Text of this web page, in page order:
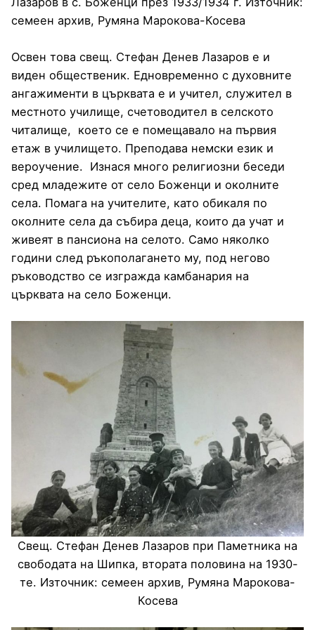
семеен архив, Румяна Марокова-Косева
Освен това свещ. Стефан Денев Лазаров е и
виден общественик. Едновременно с духовните
ангажименти в църквата е и учител, служител в
местното училище, счетоводител в селското
читалище, което се е помещавало на първия
етаж в училището. Преподава немски език и
вероучение. Изнася много религиозни беседи
сред младежите от село Боженци и околните
села. Помага на учителите, като обикаля по
околните села да събира деца, които да учат и
живеят в пансиона на селото. Само няколко
години след ръкополагането му, под негово
ръководство се изгражда камбанария на
църквата на село Боженци.
Свещ. Стефан Денев Лазаров при Паметника на
свободата на Шипка, втората половина на 1930-
те. Източник: семеен архив, Румяна Марокова-
Косева